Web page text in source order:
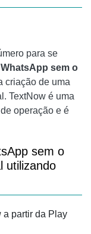
para se
sem o
criação de uma
TextNow é uma
operação e é
sem o
utilizando
a partir da Play